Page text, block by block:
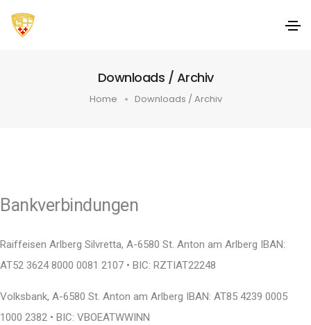
Downloads / Archiv
Home Downloads / Archiv
Bankverbindungen
Raiffeisen Arlberg Silvretta, A-6580 St. Anton am Arlberg IBAN:
AT52 3624 8000 0081 2107 • BIC: RZTIAT22248
Volksbank, A-6580 St. Anton am Arlberg IBAN: AT85 4239 0005
1000 2382 • BIC: VBOEATWWINN